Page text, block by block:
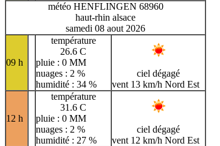
météo HENFLINGEN 68960
haut-rhin alsace
samedi 08 aout 2026
09 h
température
26.6 C
pluie : 0 MM
nuages : 2 %
humidité : 34 %
ciel dégagé
vent 13 km/h Nord Est
12 h
température
31.6 C
pluie : 0 MM
nuages : 2 %
humidité : 27 %
ciel dégagé
vent 12 km/h Nord Est